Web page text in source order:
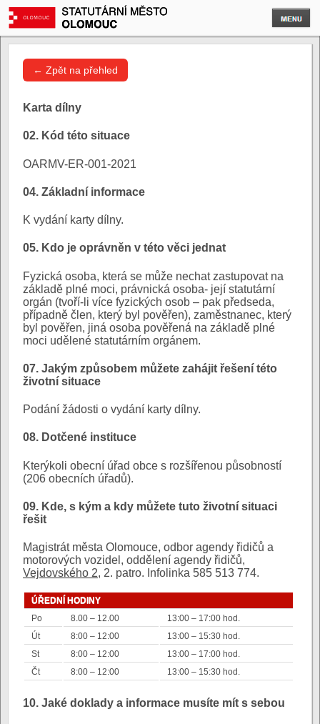
← Zpět na přehled
Karta dílny
02. Kód této situace
OARMV-ER-001-2021
04. Základní informace
K vydání karty dílny.
05. Kdo je oprávněn v této věci jednat
Fyzická osoba, která se může nechat zastupovat na
základě plné moci, právnická osoba- její statutární
orgán (tvoří-li více fyzických osob – pak předseda,
případně člen, který byl pověřen), zaměstnanec, který
byl pověřen, jiná osoba pověřená na základě plné
moci udělené statutárním orgánem.
07. Jakým způsobem můžete zahájit řešení této
životní situace
Podání žádosti o vydání karty dílny.
08. Dotčené instituce
Kterýkoli obecní úřad obce s rozšířenou působností
(206 obecních úřadů).
09. Kde, s kým a kdy můžete tuto životní situaci
řešit
Magistrát města Olomouce, odbor agendy řidičů a
motorových vozidel, oddělení agendy řidičů,
Vejdovského 2, 2. patro. Infolinka 585 513 774.
ÚŘEDNÍ HODINY
Po
8.00 – 12.00
13:00 – 17:00 hod.
Út
8:00 – 12:00
13:00 – 15:30 hod.
St
8:00 – 12:00
13:00 – 17:00 hod.
Čt
8:00 – 12:00 13:00 – 15:30 hod.
10. Jaké doklady a informace musíte mít s sebou